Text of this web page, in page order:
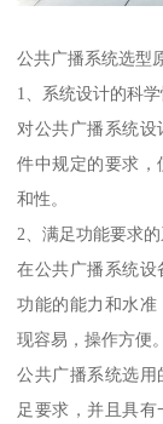
公共广播系统选型
1、系统设计的科
对公共广播系统
件中规定的要求，
和性。
2、满足功能要求
在公共广播系统
功能的能力和水准
现容易，操作方便。
公共广播系统选
足要求，并且具